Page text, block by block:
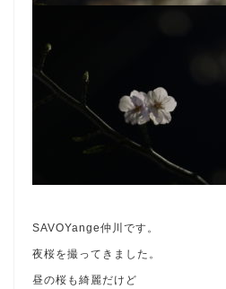
SAVOYange仲川です。
夜桜を撮ってきました。
昼の桜も綺麗だけど